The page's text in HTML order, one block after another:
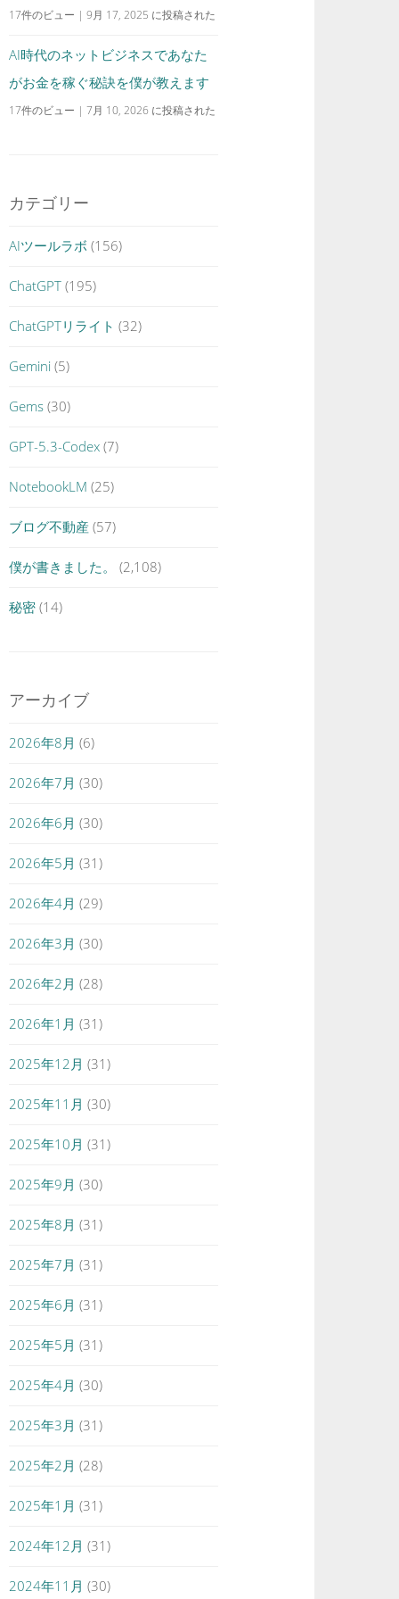
17件のビュー |9月 17, 2025 に投稿された
AI時代のネットビジネスであなた
がお金を稼ぐ秘訣を僕が教えます
17件のビュー |7月 10, 2026 に投稿された
カテゴリー
AIツールラボ (156)
ChatGPT (195)
ChatGPTリライト (32)
Gemini (5)
Gems (30)
GPT-5.3-Codex (7)
NotebookLM (25)
ブログ不動産 (57)
僕が書きました。 (2,108)
秘密 (14)
アーカイブ
2026年8月 (6)
2026年7月 (30)
2026年6月 (30)
2026年5月 (31)
2026年4月 (29)
2026年3月 (30)
2026年2月 (28)
2026年1月 (31)
2025年12月 (31)
2025年11月 (30)
2025年10月 (31)
2025年9月 (30)
2025年8月 (31)
2025年7月 (31)
2025年6月 (31)
2025年5月 (31)
2025年4月 (30)
2025年3月 (31)
2025年2月 (28)
2025年1月 (31)
2024年12月 (31)
2024年11月 (30)